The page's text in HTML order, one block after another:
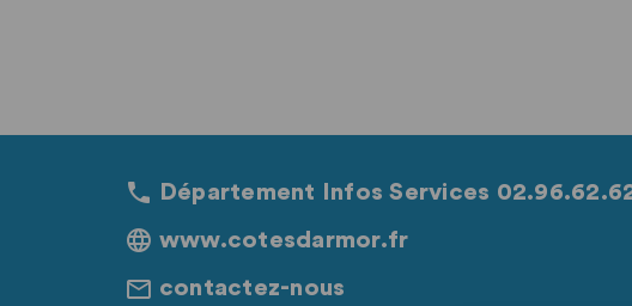
Département Infos Services
www.cotesdarmor.fr
contactez-nous